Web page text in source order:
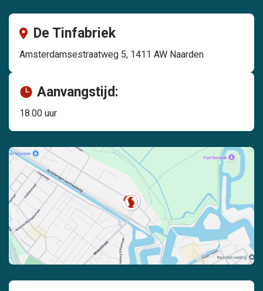
De Tinfabriek
Amsterdamsestraatweg 5, 1411 AW Naarden
Aanvangstijd:
18.00 uur